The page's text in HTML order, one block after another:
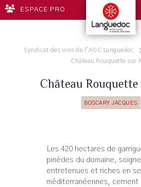
ESPACE PRO
Syndicat des vins de l'AOC Languedoc
Château Rouquette sur
Château
BOSCARY JACQUES
Les 420 hectares de
pinèdes du domaine,
entretenues et riches en
méditerranéennes, cernent